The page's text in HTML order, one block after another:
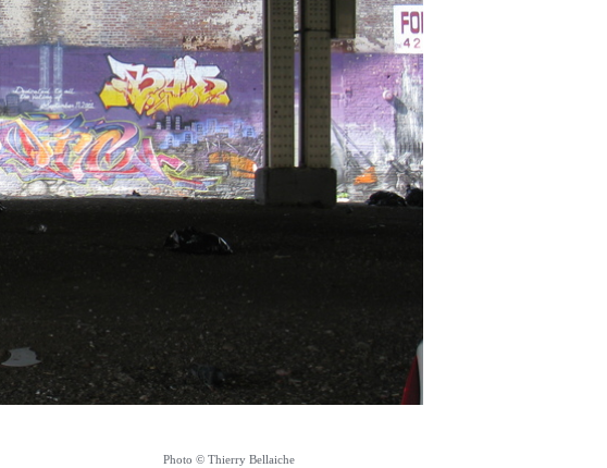
Photo © Thierry Bellaiche